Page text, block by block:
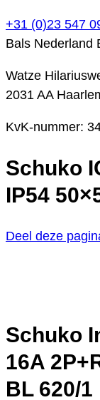
+31 (0)23 547
Bals Nederland
Watze
2031 AA
KvK-nummer:
Schuko
IP54
Deel deze
Schuko
16A
BL 620/1